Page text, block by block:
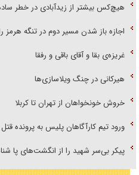
هیچ‌کس بیشتر از زیدآبادی در خطر
اجازه باز شدن مسیر دوم در تنگه هرمز
غریزه‌ی بقا و آقای باقی و رفقا
هیرکانی در چنگ ویلاسازی‌ها
خروش خونخواهان از تهران تا کربلا
ورود تیم کارآگاهان پلیس به پرونده
پیکر بی‌سر شهید را از انگشت‌های پا